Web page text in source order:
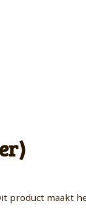
product maakt